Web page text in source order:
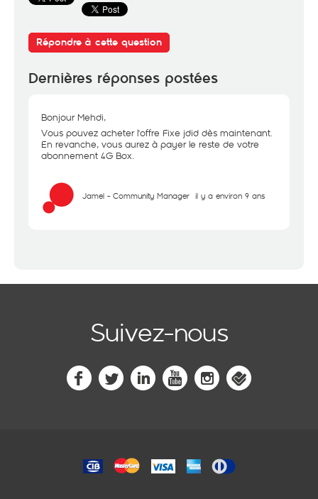
Répondre à cette question
Dernières réponses postées
Bonjour Mehdi,
Vous pouvez acheter l'offre Fixe jdid dès maintenant.
En revanche, vous aurez à payer le reste de votre
abonnement 4G Box.
Jamel - Community Manager il y a environ 9 ans
Suivez-nous